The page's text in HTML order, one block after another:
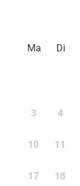
Ma
Di
3 4
10 11
17 18